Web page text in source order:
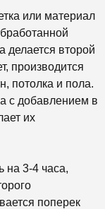
или материал
делается второй
производится
потолка и пола.
с добавлением в
их
на 3-4 часа,
поперек